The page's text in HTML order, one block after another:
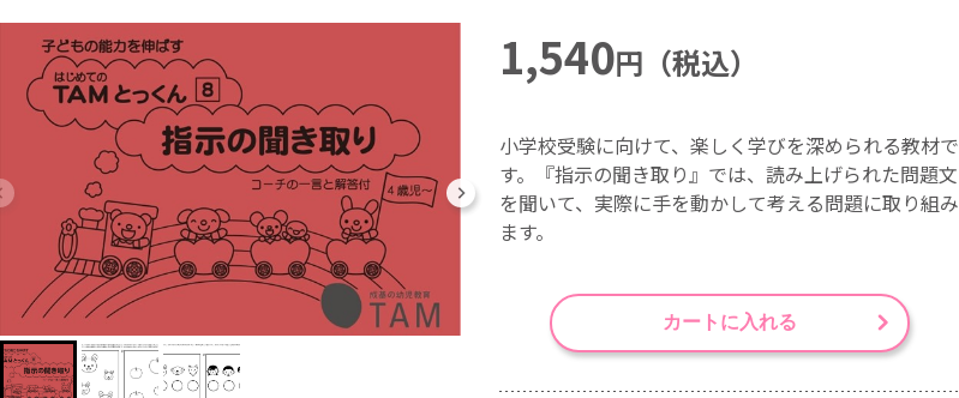
1,540円（税込）
小学校受験に向けて、楽しく学びを深められる教材で
す。『指示の聞き取り』では、読み上げられた問題文
を聞いて、実際に手を動かして考える問題に取り組み
ます。
カートに入れる